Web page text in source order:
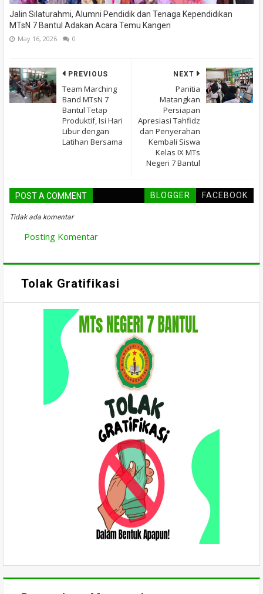
Jalin Silaturahmi, Alumni Pendidik dan Tenaga Kependidikan
MTsN 7 Bantul Adakan Acara Temu Kangen
May 16, 2026 0
NEXT
Panitia
Matangkan
Persiapan
Apresiasi Tahfidz
dan Penyerahan
Kembali Siswa
Kelas IX MTs
Negeri 7 Bantul
PREVIOUS
Team Marching
Band MTsN 7
Bantul Tetap
Produktif, Isi Hari
Libur dengan
Latihan Bersama
POST A COMMENT BLOGGER FACEBOOK
Tidak ada komentar
Posting Komentar
Tolak Gratifikasi